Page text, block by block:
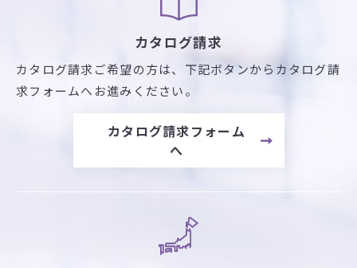
カタログ請求
カタログ請求ご希望の方は、 下記ボタンからカタログ請
求フォームへお進みください。
カタログ請求フォーム
へ